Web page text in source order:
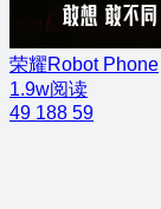
荣耀Robot Phone
1.9w阅读
49 188 59